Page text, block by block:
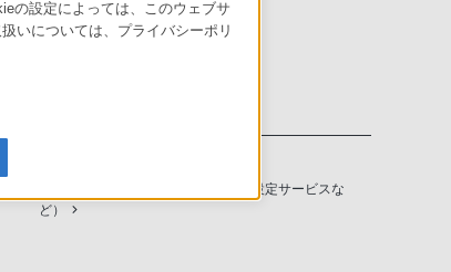
（長期保証、下取サービス、設置・設定サービスな
ど）
の設定によっては、このウェブサ
いについては、プライバシーポリ